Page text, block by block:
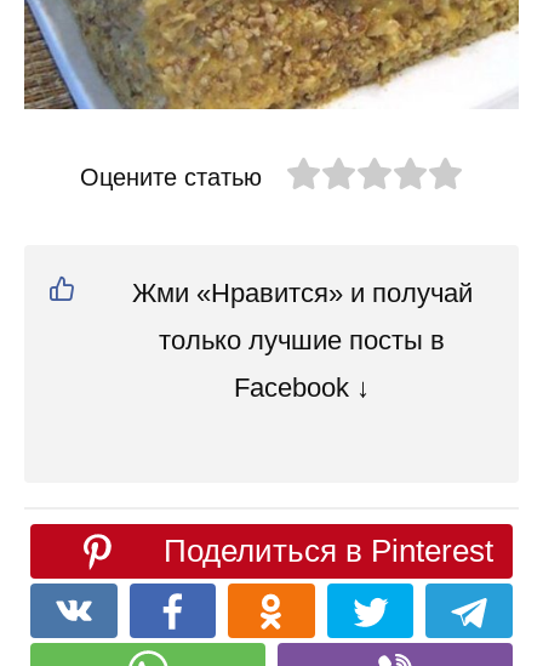
Оцените статью
Жми «Нравится» и получай
только лучшие посты в
Facebook ↓
Поделиться в Pinterest